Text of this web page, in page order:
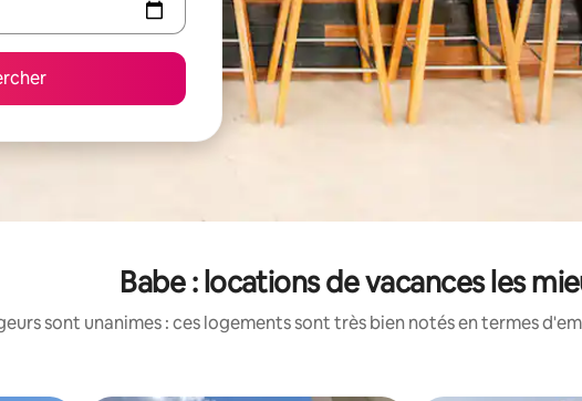
Babe : locations de vacances les
sont unanimes : ces logements sont très bien notés en termes